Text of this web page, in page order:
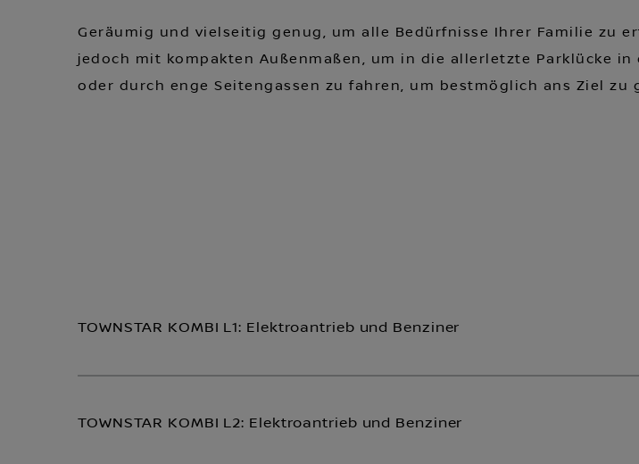
Geräumig und vielseitig genug, um alle Bedürfnisse Ihrer Familie zu
jedoch mit kompakten Außenmaßen, um in die allerletzte Parklücke in
oder durch enge Seitengassen zu fahren, um bestmöglich ans Ziel zu
TOWNSTAR KOMBI L1: Elektroantrieb und Benziner
TOWNSTAR KOMBI L2: Elektroantrieb und Benziner